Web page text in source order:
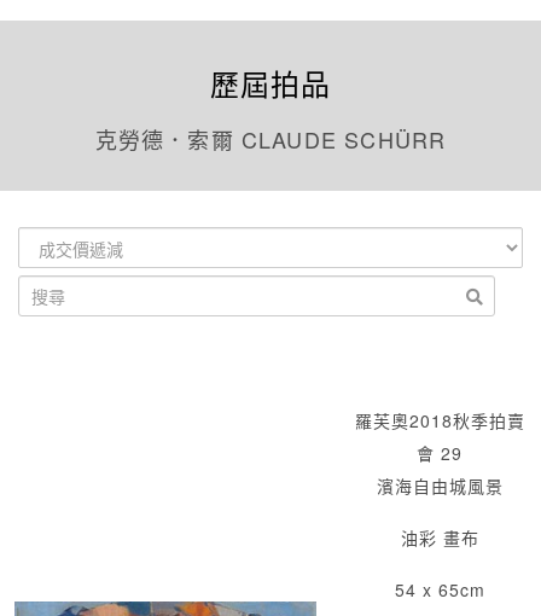
歷屆拍品
克勞德．索爾 CLAUDE SCHÜRR
羅芙奧2018秋季拍賣
會 29
濱海自由城風景
油彩 畫布
54 x 65cm